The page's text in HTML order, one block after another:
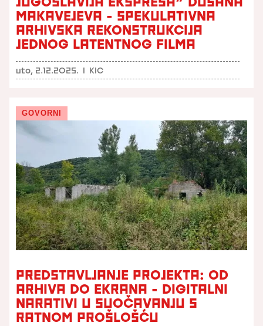
MAKAVEJEVA - SPEKULATIVNA
ARHIVSKA REKONSTRUKCIJA
JEDNOG LATENTNOG FILMA
uto, 2.12.2025. I KIC
GOVORNI
PREDSTAVLJANJE PROJEKTA: OD
ARHIVA DO EKRANA - DIGITALNI
NARATIVI U SUOČAVANJU S
RATNOM PROŠLOŠĆU